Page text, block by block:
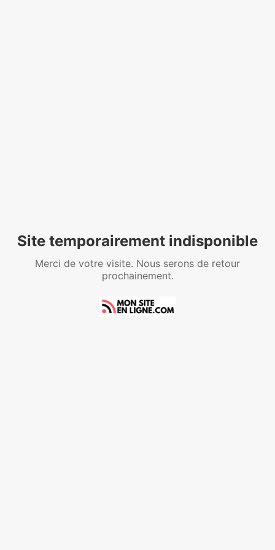
Site temporairement indisponible
Merci de votre visite. Nous serons de retour
prochainement.